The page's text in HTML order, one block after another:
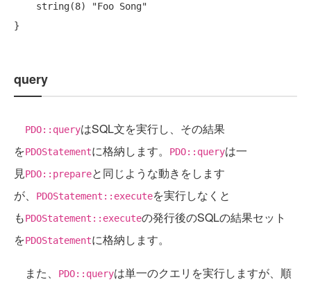
query
PDO::queryはSQL文を実行し、その結果
をPDOStatementに格納します。 PDO::queryは一
見PDO::prepareと同じような動きをします
が、
PDOStatement::executeを実行しなくと
もPDOStatement::executeの発行後のSQLの結果セット
をPDOStatementに格納します。
また、 PDO::queryは単一のクエリを実行しますが、順